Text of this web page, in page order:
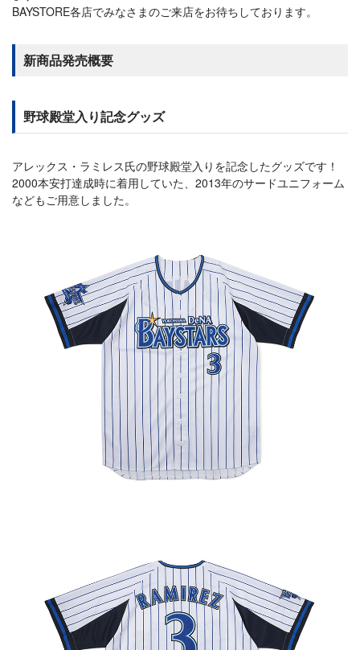
BAYSTORE各店でみなさまのご来店をお待ちしております。
新商品発売概要
野球殿堂入り記念グッズ
アレックス・ラミレス氏の野球殿堂入りを記念したグッズです！
2000本安打達成時に着用していた、2013年のサードユニフォーム
などもご用意しました。